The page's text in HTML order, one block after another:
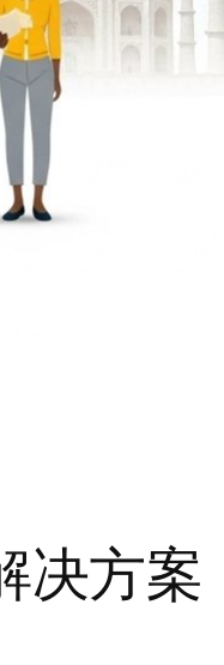
决方案